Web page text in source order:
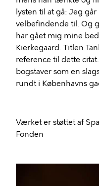
lysten til at gå: Jeg
velbefindende til. Og
har gået mig mine
Kierkegaard. Titlen
reference til dette
bogstaver som en
rundt i Københavns
Værket er støttet af
Fonden